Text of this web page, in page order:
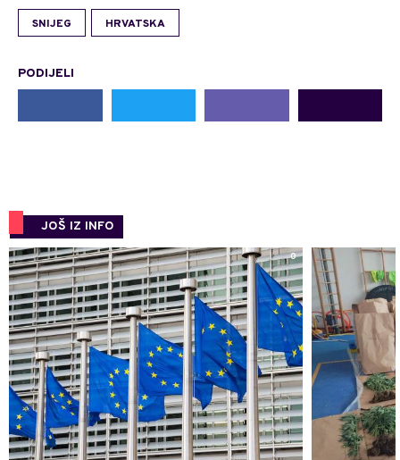
SNIJEG HRVATSKA
PODIJELI
JOŠ IZ INFO
0